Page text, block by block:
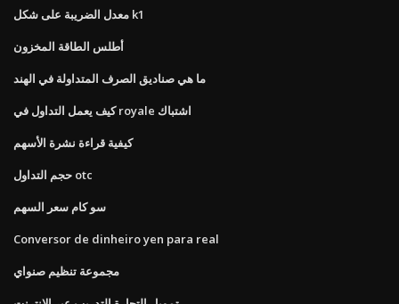
معدل الضريبة على شكل k1
أطلس الطاقة المخزون
ما هي صناديق الصرف المتداولة في الهند
كيف يعمل التداول في royale اشتباك
كيفية قراءة نشرة الأسهم
حجم التداول otc
سو كام سعر السهم
Conversor de dinheiro yen para real
مجموعة تنظيم صنواي